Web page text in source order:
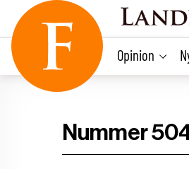
content
Opinion
Nummer